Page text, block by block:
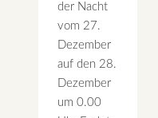
der Nacht
vom 27.
Dezember
auf den 28.
Dezember
um 0.00